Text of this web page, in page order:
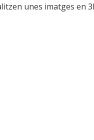
unes imatges en